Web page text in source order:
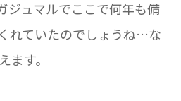
ジュマルでここで何年も備
れていたのでしょうね…な
ます。